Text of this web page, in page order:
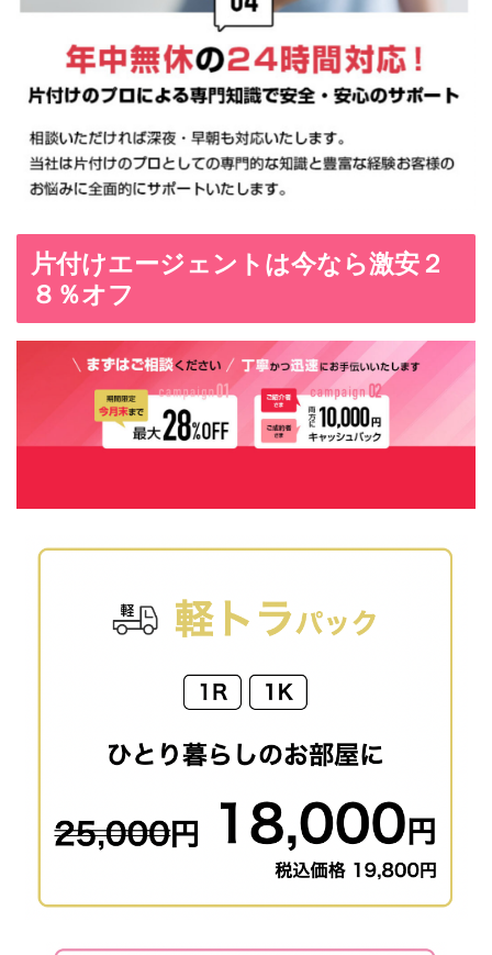
片付けエージェントは今なら激安２
８％オフ